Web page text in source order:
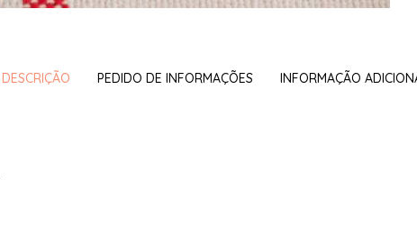
DESCRIÇÃO PEDIDO DE INFORMAÇÕES INFORMAÇÃO